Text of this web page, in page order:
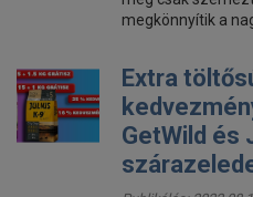
megkönnyítik a
Extra
GetWild és